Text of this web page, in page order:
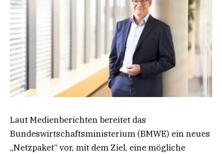
Laut Medienberichten bereitet das
Bundeswirtschaftsministerium (BMWE) ein neues
„Netzpaket“ vor, mit dem Ziel, eine mögliche